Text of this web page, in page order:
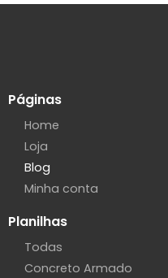
Páginas
Home
Loja
Blog
Minha conta
Planilhas
Todas
Concreto Armado